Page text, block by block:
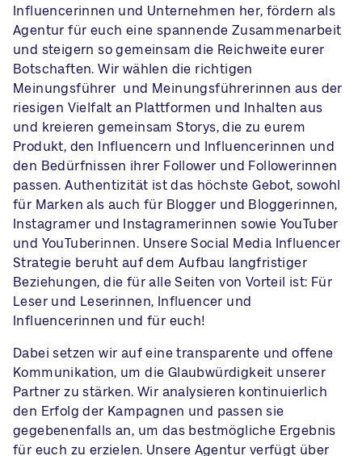
Influencerinnen und Unternehmen her, fördern als
Agentur für euch eine spannende Zusammenarbeit
und steigern so gemeinsam die Reichweite eurer
Botschaften. Wir wählen die richtigen
Meinungsführer und Meinungsführerinnen aus der
riesigen Vielfalt an Plattformen und Inhalten aus
und kreieren gemeinsam Storys, die zu eurem
Produkt, den Influencern und Influencerinnen und
den Bedürfnissen ihrer Follower und Followerinnen
passen. Authentizität ist das höchste Gebot, sowohl
für Marken als auch für Blogger und Bloggerinnen,
Instagramer und Instagramerinnen sowie YouTuber
und YouTuberinnen. Unsere Social Media Influencer
Strategie beruht auf dem Aufbau langfristiger
Beziehungen, die für alle Seiten von Vorteil ist: Für
Leser und Leserinnen, Influencer und
Influencerinnen und für euch!
Dabei setzen wir auf eine transparente und offene
Kommunikation, um die Glaubwürdigkeit unserer
Partner zu stärken. Wir analysieren kontinuierlich
den Erfolg der Kampagnen und passen sie
gegebenenfalls an, um das bestmögliche Ergebnis
für euch zu erzielen. Unsere Agentur verfügt über